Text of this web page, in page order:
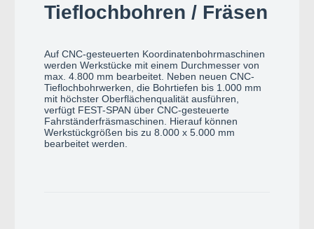
Tieflochbohren / Fräsen
Auf CNC-gesteuerten Koordinatenbohrmaschinen
werden Werkstücke mit einem Durchmesser von
max. 4.800 mm bearbeitet. Neben neuen CNC-
Tieflochbohrwerken, die Bohrtiefen bis 1.000 mm
mit höchster Oberflächenqualität ausführen,
verfügt FEST-SPAN über CNC-gesteuerte
Fahrständerfräsmaschinen. Hierauf können
Werkstückgrößen bis zu 8.000 x 5.000 mm
bearbeitet werden.